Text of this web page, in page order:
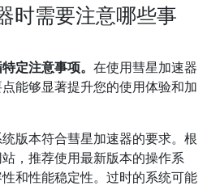
时需要注意哪些事
定注意事项。 在使用彗星加速器
能够显著提升您的使用体验和加
版本符合彗星加速器的要求。根
，推荐使用最新版本的操作系
和性能稳定性。过时的系统可能